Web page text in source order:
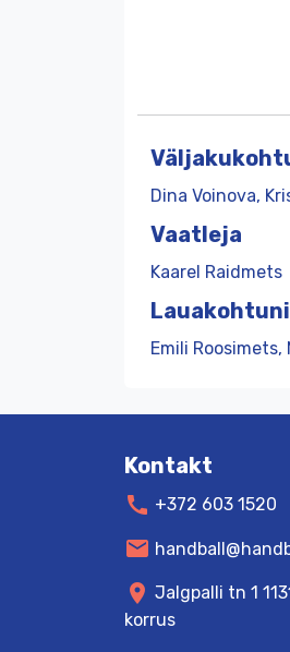
Dina Voinova,
Vaatleja
Kaarel Raidmets
Emili Roosimets,
Kontakt
call +372 603 1520
mail
location_on Jalgpalli tn 1
korrus